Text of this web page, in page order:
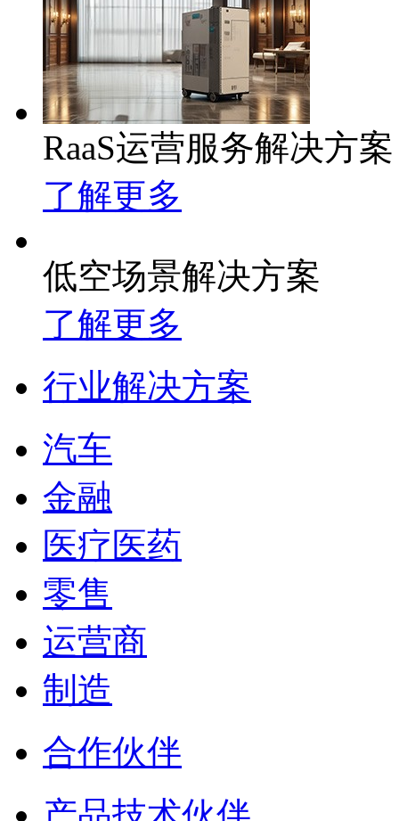
RaaS运营服务解决方案
了解更多
低空场景解决方案
了解更多
行业解决方案
汽车
金融
医疗医药
零售
运营商
制造
合作伙伴